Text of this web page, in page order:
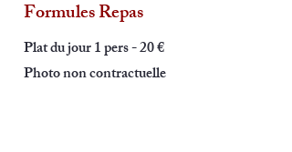
Formules Repas
Plat du jour 1 pers - 20 €
Photo non contractuelle